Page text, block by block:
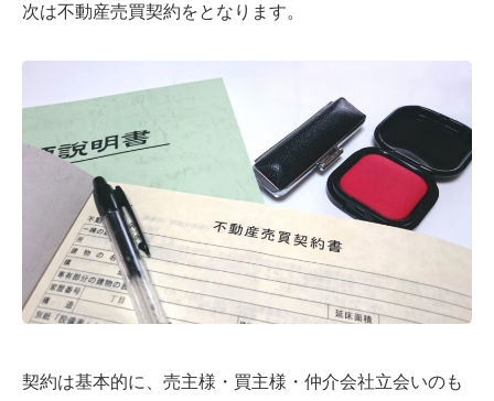
次は不動産売買契約をとなります。
契約は基本的に、売主様・買主様・仲介会社立会いのも